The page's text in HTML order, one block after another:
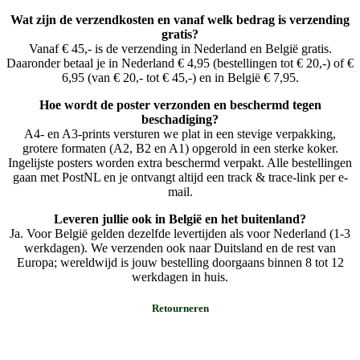
Wat zijn de verzendkosten en vanaf welk bedrag is verzending
gratis?
Vanaf € 45,- is de verzending in Nederland en België gratis.
Daaronder betaal je in Nederland € 4,95 (bestellingen tot € 20,-) of €
6,95 (van € 20,- tot € 45,-) en in België € 7,95.
Hoe wordt de poster verzonden en beschermd tegen
beschadiging?
A4- en A3-prints versturen we plat in een stevige verpakking,
grotere formaten (A2, B2 en A1) opgerold in een sterke koker.
Ingelijste posters worden extra beschermd verpakt. Alle bestellingen
gaan met PostNL en je ontvangt altijd een track & trace-link per e-
mail.
Leveren jullie ook in België en het buitenland?
Ja. Voor België gelden dezelfde levertijden als voor Nederland (1-3
werkdagen). We verzenden ook naar Duitsland en de rest van
Europa; wereldwijd is jouw bestelling doorgaans binnen 8 tot 12
werkdagen in huis.
Retourneren